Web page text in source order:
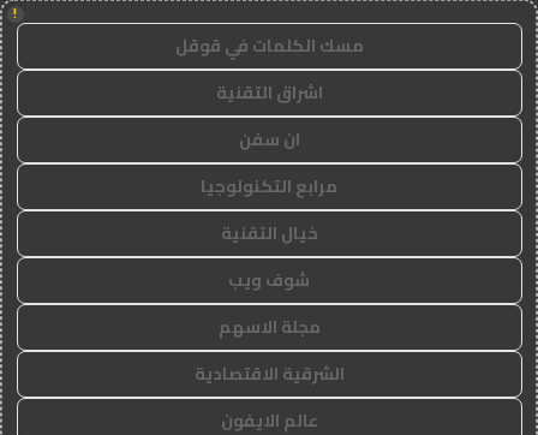
!
مسك الكلمات في قوقل
اشراق التقنية
ان سفن
مرابع التكنولوجيا
خيال التقنية
شوف ويب
مجلة الاسهم
الشرقية الاقتصادية
عالم الايفون